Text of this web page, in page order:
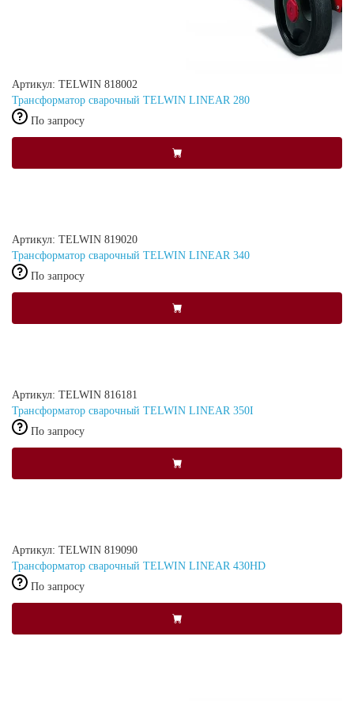
Артикул: TELWIN 818002
Трансформатор сварочный TELWIN LINEAR 280
По запросу
Артикул: TELWIN 819020
Трансформатор сварочный TELWIN LINEAR 340
По запросу
Артикул: TELWIN 816181
Трансформатор сварочный TELWIN LINEAR 350I
По запросу
Артикул: TELWIN 819090
Трансформатор сварочный TELWIN LINEAR 430HD
По запросу